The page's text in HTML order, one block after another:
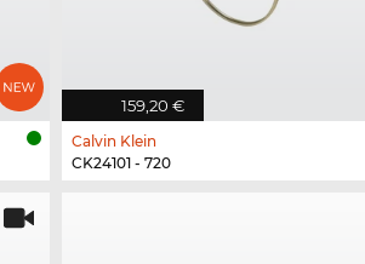
159,20 €
Calvin Klein
CK24101 - 720